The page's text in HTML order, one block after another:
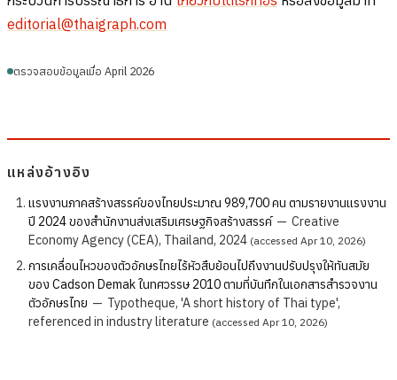
editorial@thaigraph.com
ตรวจสอบข้อมูลเมื่อ April 2026
แหล่งอ้างอิง
แรงงานภาคสร้างสรรค์ของไทยประมาณ 989,700 คน ตามรายงานแรงงาน
ปี 2024 ของสำนักงานส่งเสริมเศรษฐกิจสร้างสรรค์ — Creative
Economy Agency (CEA), Thailand, 2024 (accessed Apr 10, 2026)
การเคลื่อนไหวของตัวอักษรไทยไร้หัวสืบย้อนไปถึงงานปรับปรุงให้ทันสมัย
ของ Cadson Demak ในทศวรรษ 2010 ตามที่บันทึกในเอกสารสำรวจงาน
ตัวอักษรไทย — Typotheque, 'A short history of Thai type',
referenced in industry literature (accessed Apr 10, 2026)